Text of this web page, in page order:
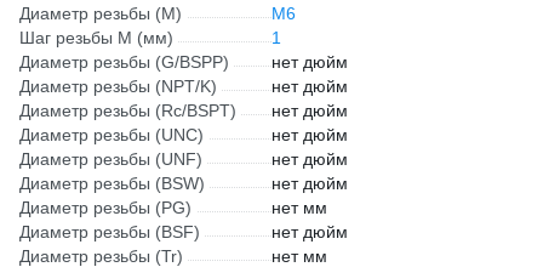
Диаметр резьбы (М)
М6
Шаг резьбы М (мм)
1
Диаметр резьбы (G/BSPP)
нет дюйм
Диаметр резьбы (NPT/K)
нет дюйм
Диаметр резьбы (Rc/BSPT)
нет дюйм
Диаметр резьбы (UNC)
нет дюйм
Диаметр резьбы (UNF)
нет дюйм
Диаметр резьбы (BSW)
нет дюйм
Диаметр резьбы (PG)
нет мм
Диаметр резьбы (BSF)
нет дюйм
Диаметр резьбы (Tr)
нет мм